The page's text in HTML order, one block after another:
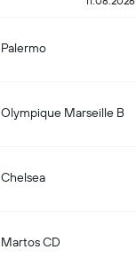
Palermo
Olympique Marseille B
Chelsea
Martos CD